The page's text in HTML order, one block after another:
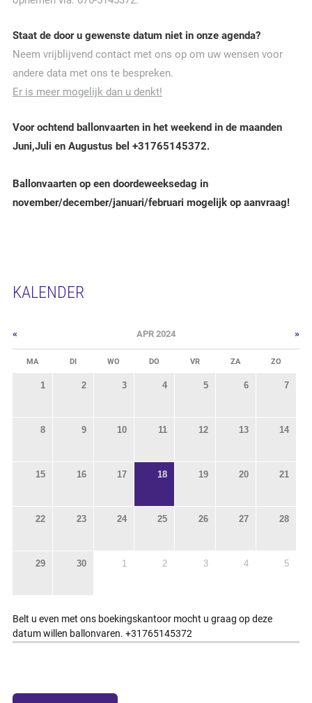
Staat de door u gewenste datum niet in onze agenda?
Neem vrijblijvend contact met ons op om uw wensen voor
andere data met ons te bespreken.
Er is meer mogelijk dan u denkt!
Voor ochtend ballonvaarten in het weekend in de maanden
Juni,Juli en Augustus bel +31765145372.
Ballonvaarten op een doordeweeksedag in
november/december/januari/februari mogelijk op aanvraag!
KALENDER
« APR 2024 »
MA DI WO DO VR ZA ZO
1 2 3 4 5 6 7
8 9 10 11 12 13 14
15 16 17 18 19 20 21
22 23 24 25 26 27 28
29 30 1 2 3 4 5
Belt u even met ons boekingskantoor mocht u graag op deze
datum willen ballonvaren. +31765145372